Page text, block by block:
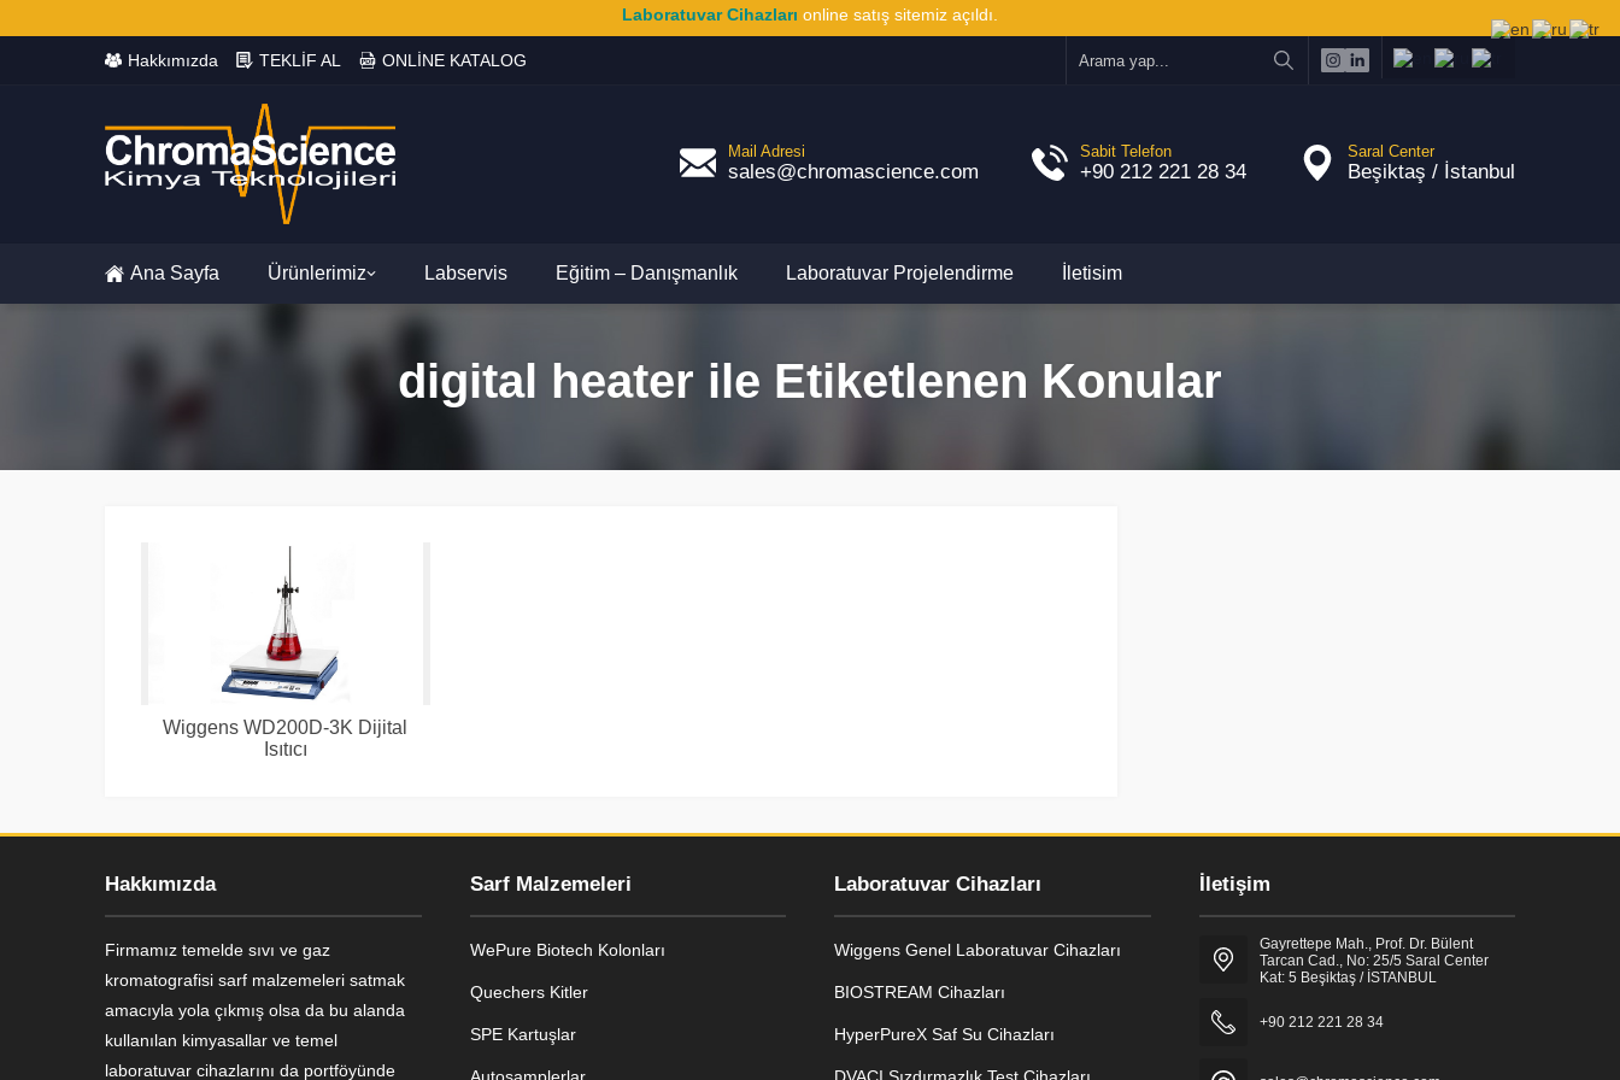
Laboratuvar Cihazları online satış sitemiz açıldı.
Hakkımızda TEKLİF AL ONLİNE KATALOG
Mail Adresi
sales@chromascience.com
Sabit Telefon
+90 212 221 28 34
Saral Center
Beşiktaş / İstanbul
Ana Sayfa Ürünlerimiz Labservis Eğitim – Danışmanlık Laboratuvar Projelendirme İletisim
digital heater ile Etiketlenen Konular
Wiggens WD200D-3K Dijital
Isıtıcı
Hakkımızda
Firmamız temelde sıvı ve gaz
kromatografisi sarf malzemeleri satmak
amacıyla yola çıkmış olsa da bu alanda
kullanılan kimyasallar ve temel
laboratuvar cihazlarını da portföyünde
Sarf Malzemeleri
WePure Biotech Kolonları
Quechers Kitler
SPE Kartuşlar
Laboratuvar Cihazları
Wiggens Genel Laboratuvar Cihazları
BIOSTREAM Cihazları
HyperPureX Saf Su Cihazları
İletişim
Gayrettepe Mah., Prof. Dr. Bülent
Tarcan Cad., No: 25/5 Saral Center
Kat: 5 Beşiktaş / İSTANBUL
+90 212 221 28 34
Genel Laboratuvar Cihazları